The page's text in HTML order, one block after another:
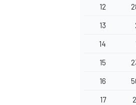
12
13
14
15
16
17